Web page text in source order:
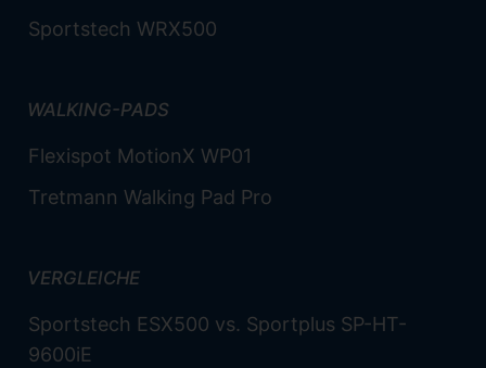
Sportstech WRX500
WALKING-PADS
Flexispot MotionX WP01
Tretmann Walking Pad Pro
VERGLEICHE
Sportstech ESX500 vs. Sportplus SP-HT-
9600iE